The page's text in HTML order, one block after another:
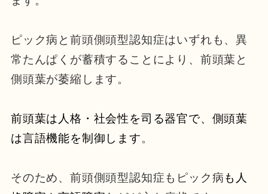
ピック病と前頭側頭型認知症はいずれも、異
常たんぱくが蓄積することにより、前頭葉と
側頭葉が萎縮します。
前頭葉は人格・社会性を司る器官で、側頭葉
は言語機能を制御します。
そのため、前頭側頭型認知症もピック病も人